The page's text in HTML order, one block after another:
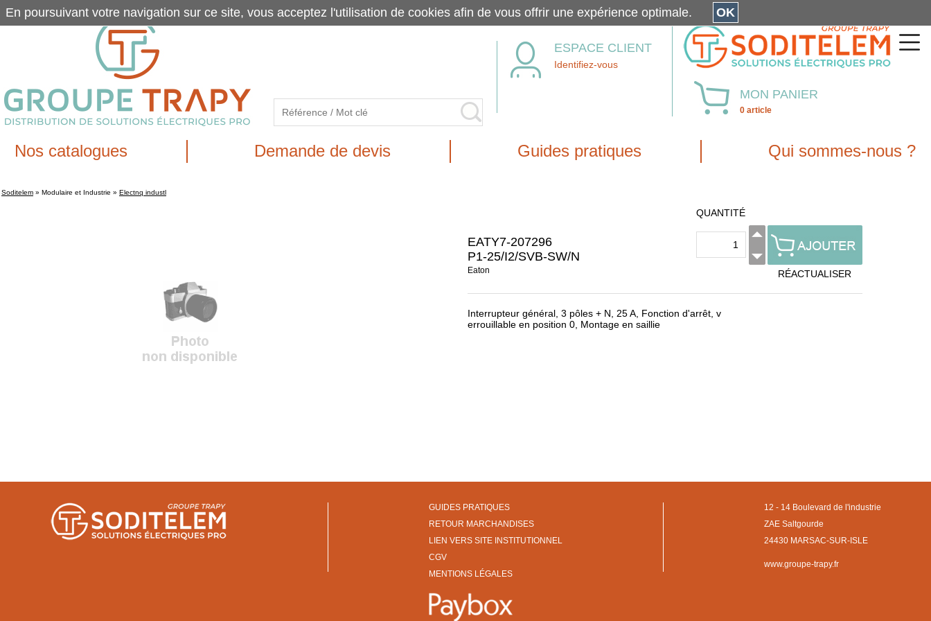
ESPACE CLIENT
Identifiez-vous
MON PANIER
0 article
Nos catalogues Demande de devis Guides pratiques Qui sommes-nous ?
Soditelem » Modulaire et Industrie » Electnq industl
EATY7-207296
P1-25/I2/SVB-SW/N
Eaton
QUANTITÉ
RÉACTUALISER
Interrupteur général, 3 pôles + N, 25 A, Fonction d'arrêt, v
errouillable en position 0, Montage en saillie
GUIDES PRATIQUES
RETOUR MARCHANDISES
LIEN VERS SITE INSTITUTIONNEL
CGV
MENTIONS LÉGALES
12 - 14 Boulevard de l'industrie
ZAE Saltgourde
24430 MARSAC-SUR-ISLE
www.groupe-trapy.fr
En poursuivant votre navigation sur ce site, vous acceptez l'utilisation de cookies afin de vous offrir une expérience optimale. OK